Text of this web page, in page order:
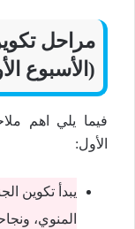
مراحل
(الأسبوع
فيما يلي اهم
الأول:
يبدأ تكوين
المنوي،